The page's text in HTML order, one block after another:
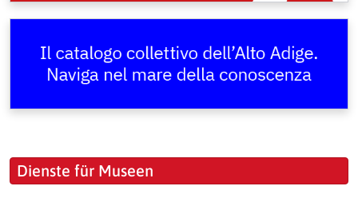
Dienste für Museen